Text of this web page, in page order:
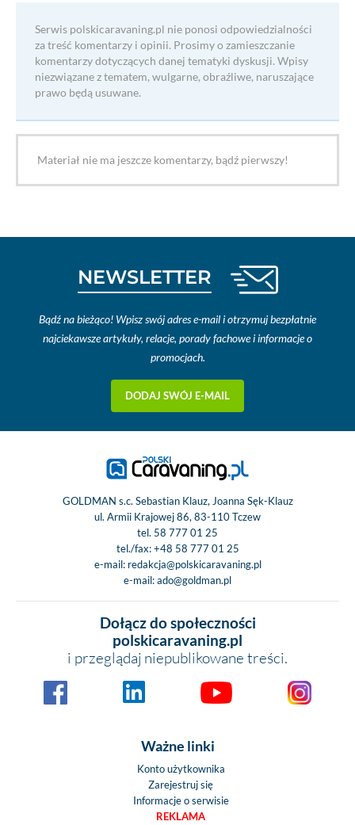
Serwis polskicaravaning.pl nie ponosi odpowiedzialności
za treść komentarzy i opinii. Prosimy o zamieszczanie
komentarzy dotyczących danej tematyki dyskusji. Wpisy
niezwiązane z tematem, wulgarne, obraźliwe, naruszające
prawo będą usuwane.
Materiał nie ma jeszcze komentarzy, bądź pierwszy!
NEWSLETTER
Bądź na bieżąco! Wpisz swój adres e-mail i otrzymuj bezpłatnie
najciekawsze artykuły, relacje, porady fachowe i informacje o
promocjach.
DODAJ SWÓJ E-MAIL
GOLDMAN s.c. Sebastian Klauz, Joanna Sęk-Klauz
ul. Armii Krajowej 86, 83-110 Tczew
tel. 58 777 01 25
tel./fax:+48 58 777 01 25
e-mail: redakcja@polskicaravaning.pl
e-mail:ado@goldman.pl
Dołącz do społeczności
polskicaravaning.pl
i przeglądaj niepublikowane treści.
Ważne linki
Konto użytkownika
Zarejestruj się
Informacje o serwisie
REKLAMA